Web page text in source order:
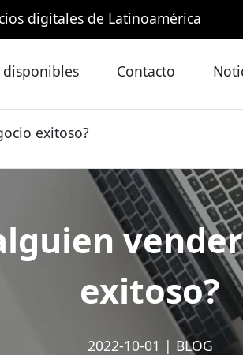
digitales de Latinoamérica
Contacto
exitoso?
exitoso?
2022-10-01 | BLOG